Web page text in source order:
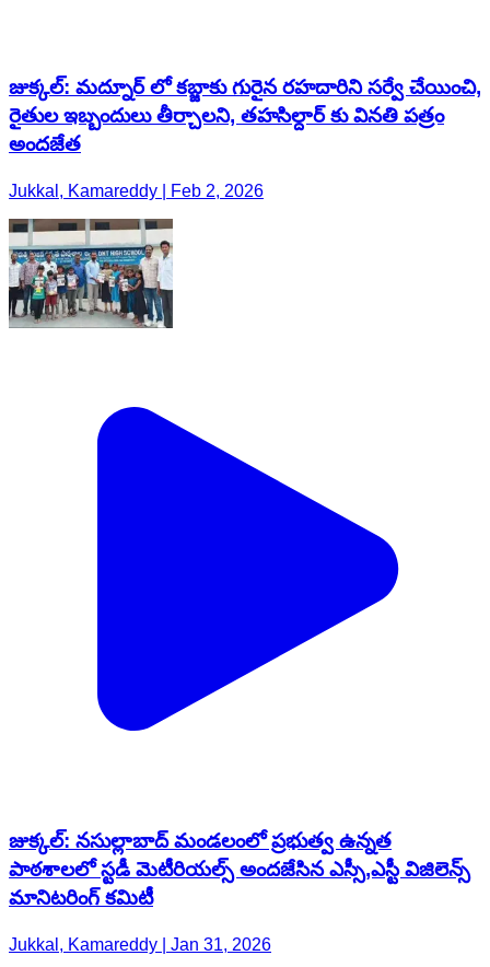
జుక్కల్: మద్నూర్ లో కబ్జాకు గురైన రహదారిని సర్వే చేయించి,
రైతుల ఇబ్బందులు తీర్చాలని, తహసిల్దార్ కు వినతి పత్రం
అందజేత
Jukkal, Kamareddy | Feb 2, 2026
జుక్కల్: నసుల్లాబాద్ మండలంలో ప్రభుత్వ ఉన్నత
పాఠశాలలో స్టడీ మెటీరియల్స్ అందజేసిన ఎస్సీ,ఎస్టీ విజిలెన్స్
మానిటరింగ్ కమిటీ
Jukkal, Kamareddy | Jan 31, 2026